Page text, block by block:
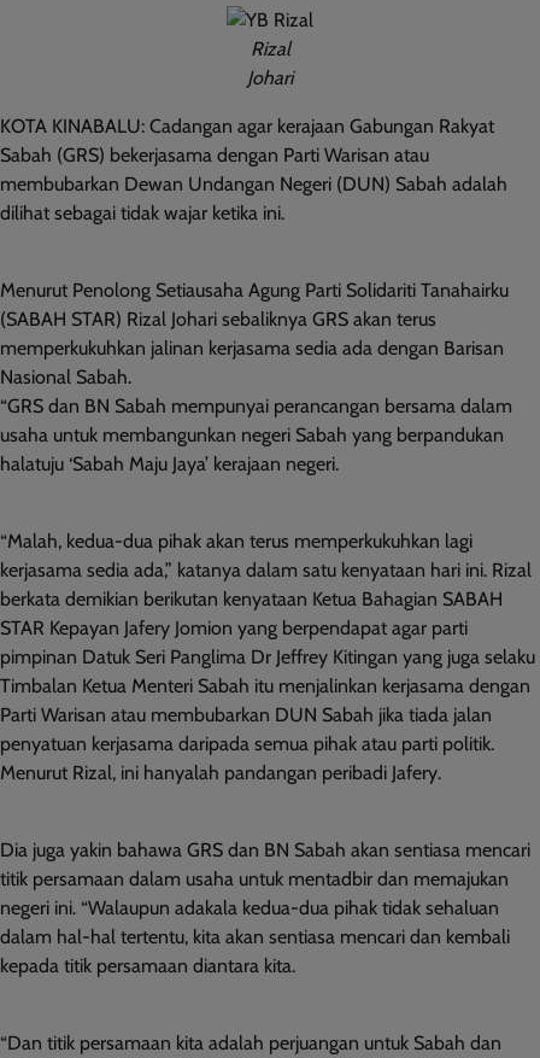
Rizal
Johari
KOTA KINABALU: Cadangan agar kerajaan Gabungan Rakyat
Sabah (GRS) bekerjasama dengan Parti Warisan atau
membubarkan Dewan Undangan Negeri (DUN) Sabah adalah
dilihat sebagai tidak wajar ketika ini.
Menurut Penolong Setiausaha Agung Parti Solidariti Tanahairku
(SABAH STAR) Rizal Johari sebaliknya GRS akan terus
memperkukuhkan jalinan kerjasama sedia ada dengan Barisan
Nasional Sabah.
“GRS dan BN Sabah mempunyai perancangan bersama dalam
usaha untuk membangunkan negeri Sabah yang berpandukan
halatuju ‘Sabah Maju Jaya’ kerajaan negeri.
“Malah, kedua-dua pihak akan terus memperkukuhkan lagi
kerjasama sedia ada,” katanya dalam satu kenyataan hari ini. Rizal
berkata demikian berikutan kenyataan Ketua Bahagian SABAH
STAR Kepayan Jafery Jomion yang berpendapat agar parti
pimpinan Datuk Seri Panglima Dr Jeffrey Kitingan yang juga selaku
Timbalan Ketua Menteri Sabah itu menjalinkan kerjasama dengan
Parti Warisan atau membubarkan DUN Sabah jika tiada jalan
penyatuan kerjasama daripada semua pihak atau parti politik.
Menurut Rizal, ini hanyalah pandangan peribadi Jafery.
Dia juga yakin bahawa GRS dan BN Sabah akan sentiasa mencari
titik persamaan dalam usaha untuk mentadbir dan memajukan
negeri ini. “Walaupun adakala kedua-dua pihak tidak sehaluan
dalam hal-hal tertentu, kita akan sentiasa mencari dan kembali
kepada titik persamaan diantara kita.
“Dan titik persamaan kita adalah perjuangan untuk Sabah dan